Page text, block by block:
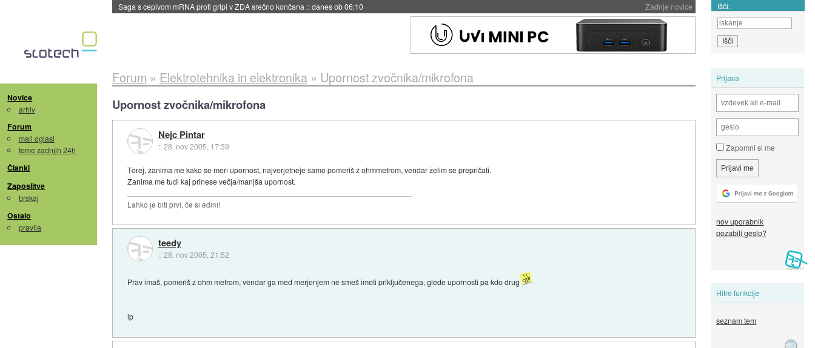
Zadnje novice
Saga s cepivom mRNA proti gripi v ZDA srečno končana ::danes ob 06:10 Išči:
Novice
arhiv
Forum
mali oglasi
teme zadnjih 24h
Članki
Zaposlitve
brskaj
Ostalo
pravila
Prijava
Zapomni si me
nov uporabnik
pozabili geslo?
Hitre funkcije
seznam tem
Forum » Elektrotehnika in elektronika» Upornost zvočnika/mikrofona
Upornost zvočnika/mikrofona
Nejc Pintar
::28. nov 2005, 17:39
Torej, zanima me kako se meri upornost, najverjetneje samo pomeriš z ohmmetrom, vendar želim se prepričati.
Zanima me tudi kaj prinese večja/manjša upornost.
Lahko je biti prvi, če si edini!
teedy
::28. nov 2005, 21:52
Prav imaš, pomeriš z ohm metrom, vendar ga med merjenjem ne smeš imeti priključenega, glede upornosti pa kdo drug
lp